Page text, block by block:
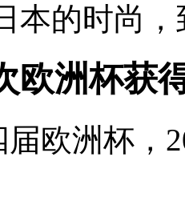
本的时尚
欧洲杯获
欧洲杯，